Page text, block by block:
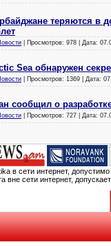
теряются в
| Просмотров: 978 | Дата:
Sea обнаружен
| Просмотров: 1369 | Дата:
сообщил о
| Просмотров: 727 | Дата:
в сети интернет,
вне сети интернет,